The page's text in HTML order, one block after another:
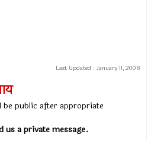
Last Updated : January 11, 2008
public after appropriate
us a private message.